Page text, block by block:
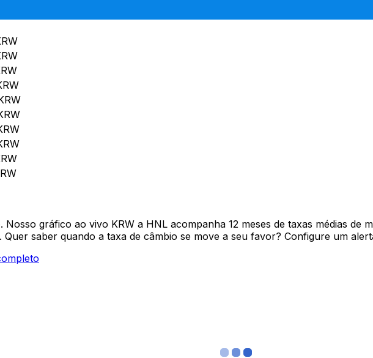
Nosso gráfico ao vivo KRW a HNL acompanha 12 meses de taxas médias
saber quando a taxa de câmbio se move a seu favor? Configure um